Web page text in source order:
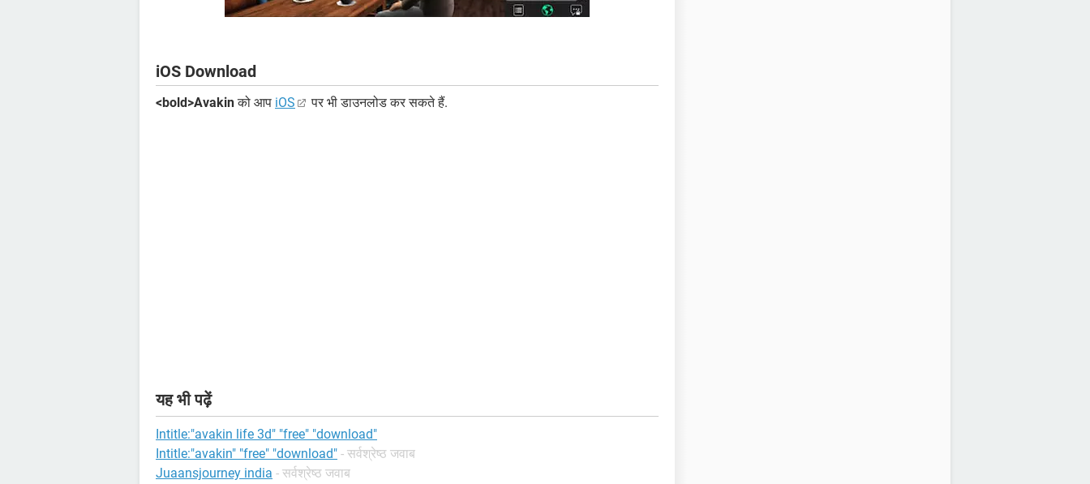
iOS Download
<bold>Avakinको आप iOS पर भी डाउनलोड कर सकते हैं.
यह भी पढ़ें
Intitle:"avakin life 3d" "free" "download"
Intitle:"avakin" "free" "download" - सर्वश्रेष्ठ जवाब
Juaansjourney india - सर्वश्रेष्ठ जवाब